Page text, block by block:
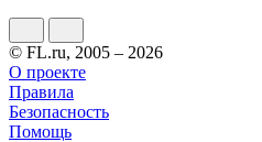
© FL.ru, 2005 – 2026
О проекте
Правила
Безопасность
Помощь